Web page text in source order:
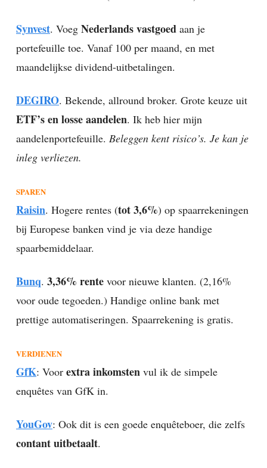
Synvest. Voeg Nederlands vastgoed aan je
portefeuille toe. Vanaf 100 per maand, en met
maandelijkse dividend-uitbetalingen.
DEGIRO. Bekende, allround broker. Grote keuze uit
ETF’s en losse aandelen. Ik heb hier mijn
aandelenportefeuille. Beleggen kent risico’s. Je kan je
inleg verliezen.
SPAREN
Raisin. Hogere rentes (tot 3,6%) op spaarrekeningen
bij Europese banken vind je via deze handige
spaarbemiddelaar.
Bunq. 3,36% rente voor nieuwe klanten. (2,16%
voor oude tegoeden.) Handige online bank met
prettige automatiseringen. Spaarrekening is gratis.
VERDIENEN
GfK: Voor extra inkomsten vul ik de simpele
enquêtes van GfK in.
YouGov: Ook dit is een goede enquêteboer, die zelfs
contant uitbetaalt.